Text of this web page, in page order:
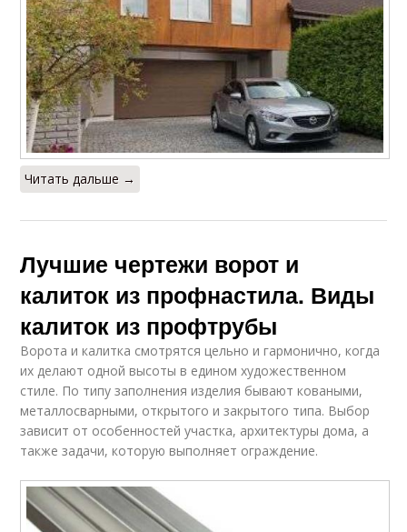
Читать дальше →
Лучшие чертежи ворот и
калиток из профнастила. Виды
калиток из профтрубы
Ворота и калитка смотрятся цельно и гармонично, когда
их делают одной высоты в едином художественном
стиле. По типу заполнения изделия бывают коваными,
металлосварными, открытого и закрытого типа. Выбор
зависит от особенностей участка, архитектуры дома, а
также задачи, которую выполняет ограждение.